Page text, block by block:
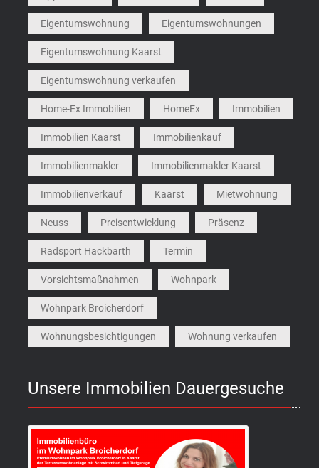
Eigentumswohnung Eigentumswohnungen
Eigentumswohnung Kaarst
Eigentumswohnung verkaufen
Home-Ex Immobilien HomeEx Immobilien
Immobilien Kaarst Immobilienkauf
Immobilienmakler Immobilienmakler Kaarst
Immobilienverkauf Kaarst Mietwohnung
Neuss Preisentwicklung Präsenz
Radsport Hackbarth Termin
Vorsichtsmaßnahmen Wohnpark
Wohnpark Broicherdorf
Wohnungsbesichtigungen Wohnung verkaufen
Unsere Immobilien Dauergesuche